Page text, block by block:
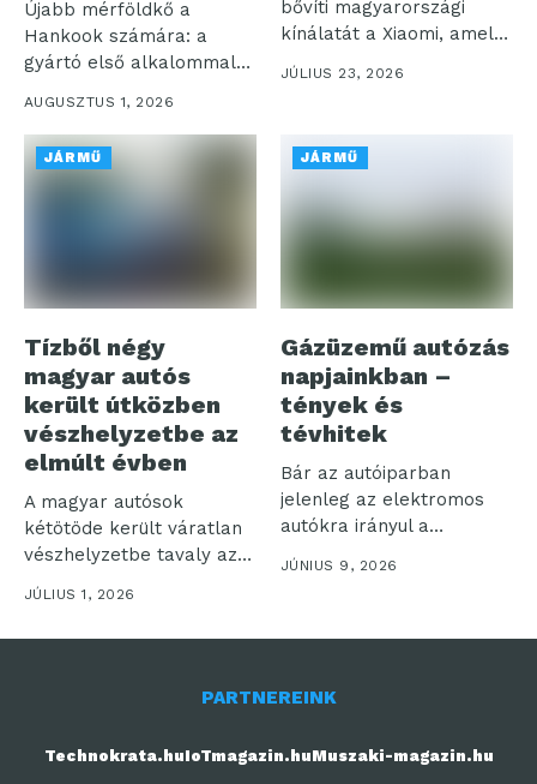
Újabb mérföldkő a
Hankook számára: a
gyártó első alkalommal
AUGUSZTUS 1, 2026
bővíti magyarországi
kínálatát a Xiaomi, amely
a korábbiakhoz képest
nagyobb...
JÚLIUS 23, 2026
JÁRMŰ
Tízből négy
magyar autós
került útközben
vészhelyzetbe az
elmúlt évben
A magyar autósok
kétötöde került váratlan
vészhelyzetbe tavaly az
utakon, miközben a...
JÚLIUS 1, 2026
JÁRMŰ
Gázüzemű autózás
napjainkban –
tények és
tévhitek
Bár az autóiparban
jelenleg az elektromos
autókra irányul a
legnagyobb figyelem, a...
JÚNIUS 9, 2026
PARTNEREINK
Technokrata.huIoTmagazin.huMuszaki-magazin.hu